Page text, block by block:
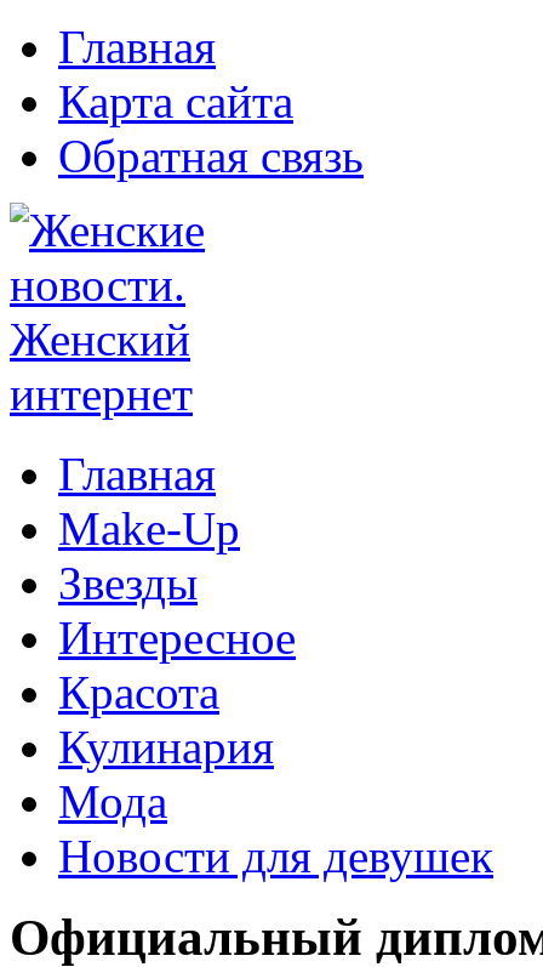
Главная
Карта сайта
Обратная связь
Главная
Make-Up
Звезды
Интересное
Красота
Кулинария
Мода
Новости для девушек
Официальный